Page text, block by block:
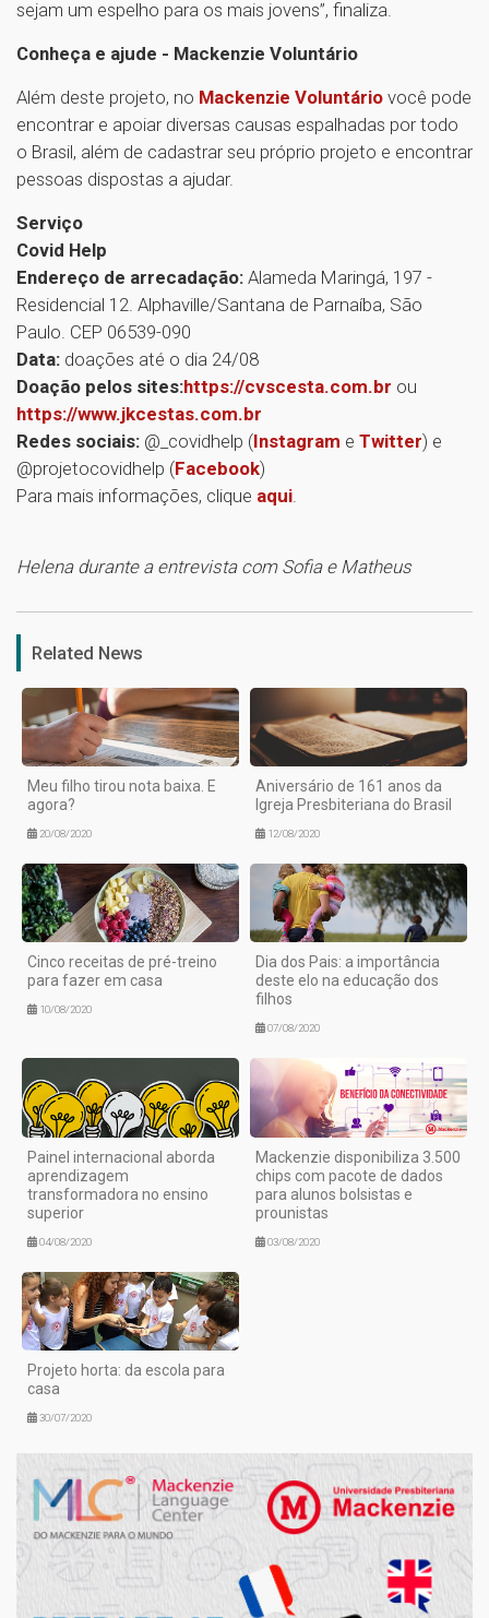
sejam um espelho para os mais jovens”, finaliza.
Conheça e ajude - Mackenzie Voluntário
Além deste projeto, no Mackenzie Voluntário você pode
encontrar e apoiar diversas causas espalhadas por todo
o Brasil, além de cadastrar seu próprio projeto e encontrar
pessoas dispostas a ajudar.
Serviço
Covid Help
Endereço de arrecadação: Alameda Maringá, 197 -
Residencial 12. Alphaville/Santana de Parnaíba, São
Paulo. CEP 06539-090
Data: doações até o dia 24/08
Doação pelos sites:https://cvscesta.com.br ou
https://www.jkcestas.com.br
Redes sociais: @_covidhelp (Instagram e Twitter) e
@projetocovidhelp (Facebook)
Para mais informações, clique aqui
Helena durante a entrevista com Sofia e Matheus
1
Related News
Meu filho tirou nota baixa. E
agora?
20/08/2020
Aniversário de 161 anos da
Igreja Presbiteriana do Brasil
12/08/2020
Cinco receitas de pré-treino
para fazer em casa
10/08/2020
Dia dos Pais: a importância
deste elo na educação dos
filhos
07/08/2020
Painel internacional aborda
aprendizagem
transformadora no ensino
superior
04/08/2020
Mackenzie disponibiliza 3.500
chips com pacote de dados
para alunos bolsistas e
prounistas
03/08/2020
Projeto horta: da escola para
casa
30/07/2020